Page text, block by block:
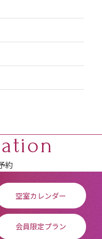
約
空室カレンダー
会員限定プラン